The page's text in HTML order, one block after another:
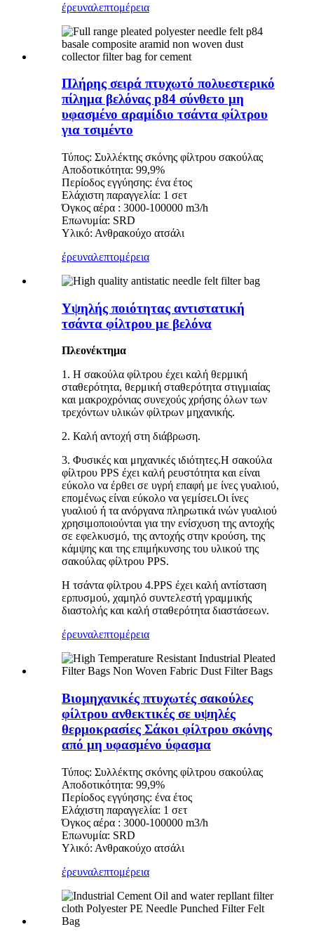
έρευναλεπτομέρεια
Πλήρης σειρά πτυχωτό πολυεστερικό
πίλημα βελόνας p84 σύνθετο μη
υφασμένο αραμίδιο τσάντα φίλτρου
για τσιμέντο
Τύπος: Συλλέκτης σκόνης φίλτρου σακούλας
Αποδοτικότητα: 99,9%
Περίοδος εγγύησης: ένα έτος
Ελάχιστη παραγγελία: 1 σετ
Όγκος αέρα : 3000-100000 m3/h
Επωνυμία: SRD
Υλικό: Ανθρακούχο ατσάλι
έρευναλεπτομέρεια
Υψηλής ποιότητας αντιστατική
τσάντα φίλτρου με βελόνα
Πλεονέκτημα
1. Η σακούλα φίλτρου έχει καλή θερμική
σταθερότητα, θερμική σταθερότητα στιγμιαίας
και μακροχρόνιας συνεχούς χρήσης όλων των
τρεχόντων υλικών φίλτρων μηχανικής.
2. Καλή αντοχή στη διάβρωση.
3. Φυσικές και μηχανικές ιδιότητες.Η σακούλα
φίλτρου PPS έχει καλή ρευστότητα και είναι
εύκολο να έρθει σε υγρή επαφή με ίνες γυαλιού,
επομένως είναι εύκολο να γεμίσει.Οι ίνες
γυαλιού ή τα ανόργανα πληρωτικά ινών γυαλιού
χρησιμοποιούνται για την ενίσχυση της αντοχής
σε εφελκυσμό, της αντοχής στην κρούση, της
κάμψης και της επιμήκυνσης του υλικού της
σακούλας φίλτρου PPS.
Η τσάντα φίλτρου 4.PPS έχει καλή αντίσταση
ερπυσμού, χαμηλό συντελεστή γραμμικής
διαστολής και καλή σταθερότητα διαστάσεων.
έρευναλεπτομέρεια
Βιομηχανικές πτυχωτές σακούλες
φίλτρου ανθεκτικές σε υψηλές
θερμοκρασίες Σάκοι φίλτρου σκόνης
από μη υφασμένο ύφασμα
Τύπος: Συλλέκτης σκόνης φίλτρου σακούλας
Αποδοτικότητα: 99,9%
Περίοδος εγγύησης: ένα έτος
Ελάχιστη παραγγελία: 1 σετ
Όγκος αέρα : 3000-100000 m3/h
Επωνυμία: SRD
Υλικό: Ανθρακούχο ατσάλι
έρευναλεπτομέρεια